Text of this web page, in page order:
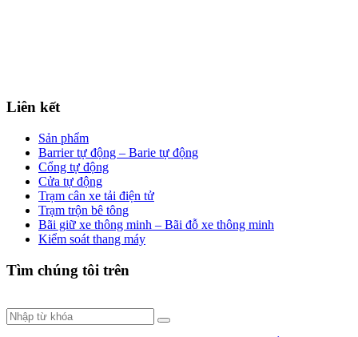
Liên kết
Sản phẩm
Barrier tự động – Barie tự động
Cổng tự động
Cửa tự động
Trạm cân xe tải điện tử
Trạm trộn bê tông
Bãi giữ xe thông minh – Bãi đỗ xe thông minh
Kiểm soát thang máy
Tìm chúng tôi trên